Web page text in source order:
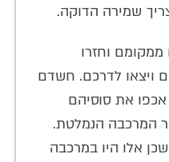
שמירה הדוקה.
ממקומם וחזרו
ויצאו לדרכם. חשדם
את סוסיהם
המרכבה הנמלטת.
אלו היו במרכבה